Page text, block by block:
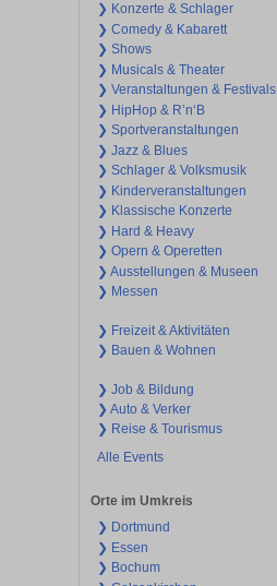
❯ Konzerte & Schlager
❯ Comedy & Kabarett
❯ Shows
❯ Musicals & Theater
❯ Veranstaltungen & Festivals
❯ HipHop & R’n‘B
❯ Sportveranstaltungen
❯ Jazz & Blues
❯ Schlager & Volksmusik
❯ Kinderveranstaltungen
❯ Klassische Konzerte
❯ Hard & Heavy
❯ Opern & Operetten
❯ Ausstellungen & Museen
❯ Messen
❯ Freizeit & Aktivitäten
❯ Bauen & Wohnen
❯ Job & Bildung
❯ Auto & Verker
❯ Reise & Tourismus
Alle Events
Orte im Umkreis
❯ Dortmund
❯ Essen
❯ Bochum